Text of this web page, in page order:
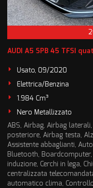
AUDI A5 SPB 45 TFSI
Usato, 09/2020
Elettrica/Benzina
1.984 Cm³
Nero Metallizzato
ABS, Airbag, Airbag
posteriore, Airbag testa,
Assistente abbaglianti,
Bluetooth,
induzione, Cerchi in lega,
centralizzata
automatico clima,